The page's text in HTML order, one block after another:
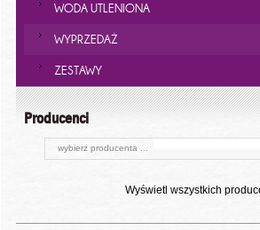
WODA UTLENIONA
WYPRZEDAŻ
ZESTAWY
Producenci
wybierz producenta ...
Wyświetl wszystkich